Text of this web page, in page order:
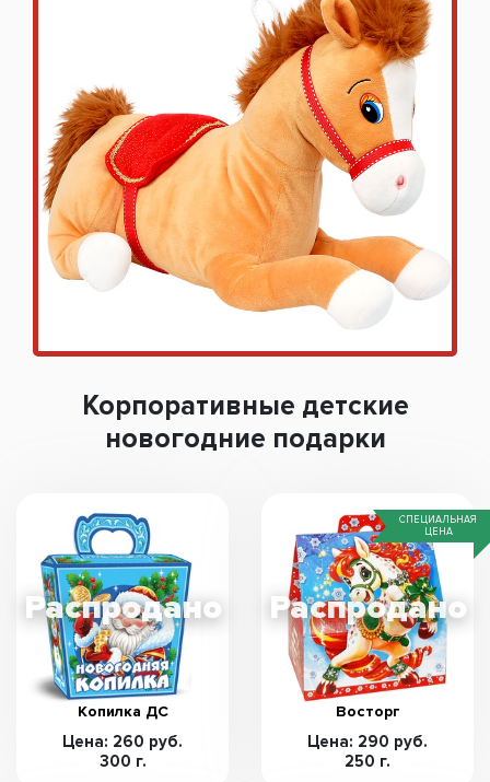
Корпоративные детские
новогодние подарки
Копилка ДС
Цена: 260 руб.
300 г.
СПЕЦИАЛЬНАЯ
ЦЕНА
Восторг
Цена: 290 руб.
250 г.